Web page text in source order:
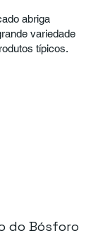
abriga
variedade
típicos.
do Bósforo